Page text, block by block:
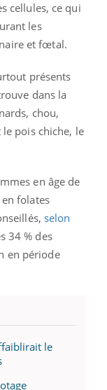
cellules, ce qui
les
et fœtal.
présents
dans la
chou,
pois chiche, le
en âge de
folates
selon
34 % des
en période
le